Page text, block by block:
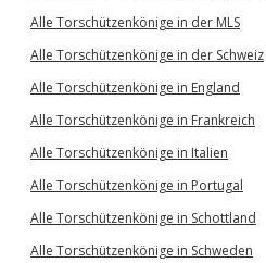
Alle Torschützenkönige in der MLS
Alle Torschützenkönige in der Schweiz
Alle Torschützenkönige in England
Alle Torschützenkönige in Frankreich
Alle Torschützenkönige in Italien
Alle Torschützenkönige in Portugal
Alle Torschützenkönige in Schottland
Alle Torschützenkönige in Schweden